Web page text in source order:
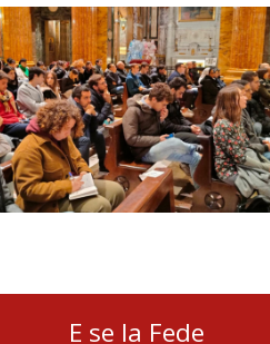
E se la Fede